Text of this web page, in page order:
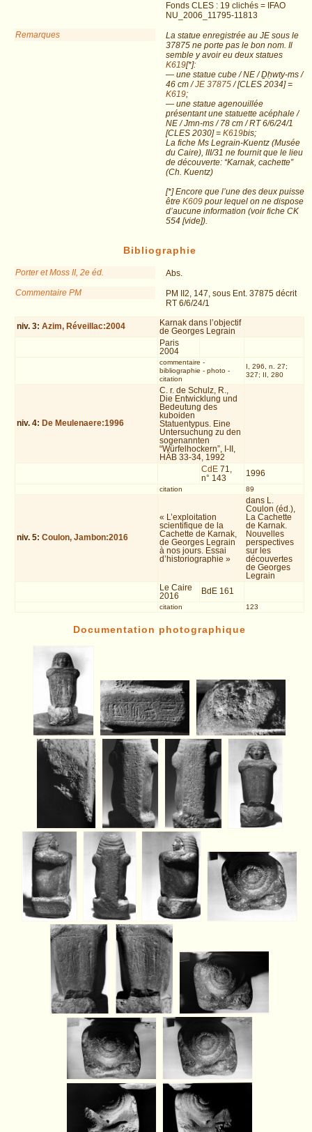
Fonds CLES : 19 clichés = IFAO
NU_2006_11795-11813
Remarques
La statue enregistrée au JE sous le
37875 ne porte pas le bon nom. Il
semble y avoir eu deux statues
K619[*]:
— une statue cube / NE / Ḏḥwty-ms /
46 cm /JE 37875 / [CLES 2034] =
K619;
— une statue agenouillée
présentant une statuette acéphale /
NE / Jmn-ms / 78 cm / RT 6/6/24/1
[CLES 2030] = K619bis;
La fiche Ms Legrain-Kuentz (Musée
du Caire), III/31 ne fournit que le lieu
de découverte: “Karnak, cachette”
(Ch. Kuentz)
[*] Encore que l’une des deux puisse
être K609 pour lequel on ne dispose
d’aucune information (voir fiche CK
554 [vide]).
Bibliographie
Porter et Moss II, 2e éd.
Abs.
Commentaire PM
PM II2, 147, sous Ent. 37875 décrit
RT 6/6/24/1
niv. 3:Azim, Réveillac:2004
Karnak dans l’objectif
de Georges Legrain
Paris
2004
commentaire -
bibliographie - photo-
citation
I, 296, n. 27;
327; II, 280
niv. 4: De Meulenaere:1996
C. r. de Schulz, R.,
Die Entwicklung und
Bedeutung des
kuboiden
Statuentypus. Eine
Untersuchung zu den
sogenannten
“Würfelhockern”, I-II,
HÄB 33-34, 1992
CdE 71,
n° 143
1996
citation 89
niv. 5:Coulon, Jambon:2016
« L’exploitation
scientifique de la
Cachette de Karnak,
de Georges Legrain
à nos jours. Essai
d’historiographie »
dans L.
Coulon (éd.),
La Cachette
de Karnak.
Nouvelles
perspectives
sur les
découvertes
de Georges
Legrain
Le Caire
2016
BdE 161
citation 123
Documentation photographique